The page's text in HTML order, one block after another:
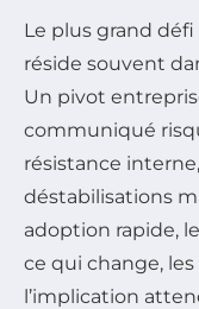
Le plus grand
réside souvent
Un pivot
communiqué
résistance
déstabilisations
adoption rapide,
ce qui change,
l’implication